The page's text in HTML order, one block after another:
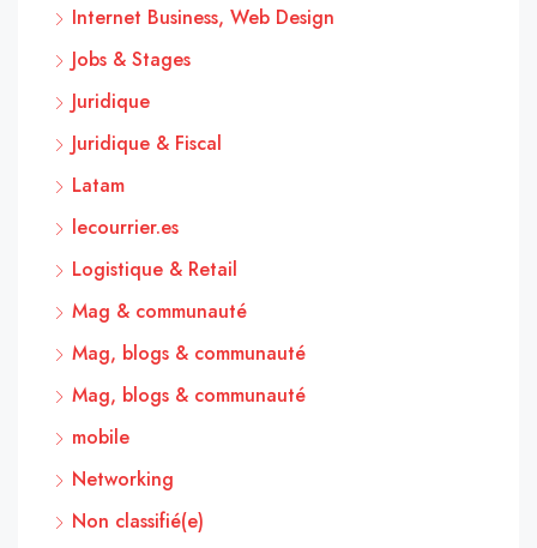
Internet Business, Web Design
Jobs & Stages
Juridique
Juridique & Fiscal
Latam
lecourrier.es
Logistique & Retail
Mag & communauté
Mag, blogs & communauté
Mag, blogs & communauté
mobile
Networking
Non classifié(e)